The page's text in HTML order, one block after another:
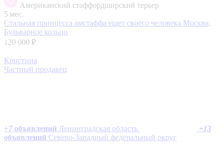
Американский стаффордширский терьер
5 мес.
Стальная принцесса амстаффа ещет своего человека Москва,
Бульварное кольцо
120 000 ₽
Кристина
Частный продавец
+7 объявлений Ленинградская область +13
объявлений Северо-Западный федеральный округ